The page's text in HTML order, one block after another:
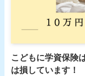
こどもに学資保険
は損しています！